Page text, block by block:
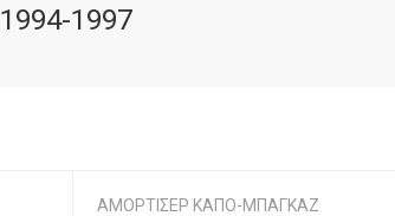
1994-1997
ΑΜΟΡΤΙΣΕΡ ΚΑΠΟ-ΜΠΑΓΚΑΖ